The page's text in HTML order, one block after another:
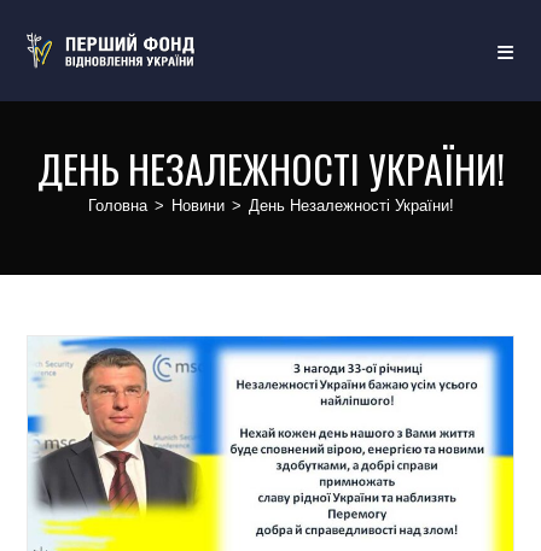
ДЕНЬ НЕЗАЛЕЖНОСТІ УКРАЇНИ!
Головна > Новини > День Незалежності України!